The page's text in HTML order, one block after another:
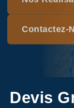
Devis